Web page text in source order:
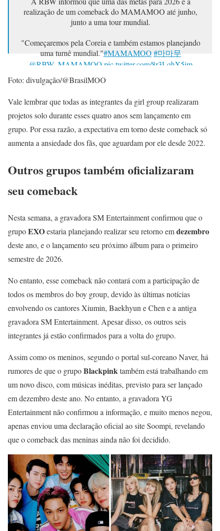
realização de um comeback do MAMAMOO até junho,
junto a uma tour mundial.
"Começaremos pela Coreia e também estamos planejando
uma turnê mundial."#MAMAMOO #마마무
@RBW_MAMAMOO pic.twitter.com/8r3LqhX5im
— Portal MAMAMOO (@BrasilMOO)
Foto: divulgação/@BrasilMOO
Vale lembrar que todas as integrantes da girl group realizaram
projetos solo durante esses quatro anos sem lançamento em
grupo. Por essa razão, a expectativa em torno deste comeback só
aumenta a ansiedade dos fãs, que aguardam por ele desde 2022.
Outros grupos também oficializaram
seu comeback
Nesta semana, a gravadora SM Entertainment confirmou que o
grupoEXOestaria planejando realizar seu retorno emdezembro
deste ano, e o lançamento seu próximo álbum para o primeiro
semestre de 2026.
No entanto, esse comeback não contará com a participação de
todos os membros do boy group, devido às últimas notícias
envolvendo os cantores Xiumin, Baekhyun e Chen e a antiga
gravadora SM Entertainment. Apesar disso, os outros seis
integrantes já estão confirmados para a volta do grupo.
Assim como os meninos, segundo o portal sul-coreano Naver, há
rumores de que o grupoBlackpink também está trabalhando em
um novo disco, com músicas inéditas, previsto para ser lançado
em dezembro deste ano. No entanto, a gravadora YG
Entertainment não confirmou a informação, e muito menos negou,
apenas enviou uma declaração oficial ao site Soompi, revelando
que o comeback das meninas ainda não foi decidido.